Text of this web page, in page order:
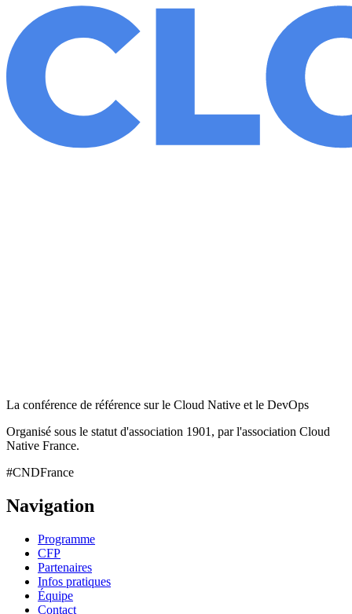
La conférence de référence sur le Cloud Native et le DevOps
Organisé sous le statut d'association 1901, par l'association Cloud
Native France.
#CNDFrance
Navigation
Programme
CFP
Partenaires
Infos pratiques
Équipe
Contact